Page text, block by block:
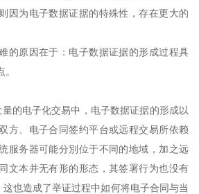
因为电子数据证据的特殊性，存在更大的
的原因在于：电子数据证据的形成过程具
量的电子化交易中，电子数据证据的形成以
方、电子合同签约平台或远程交易所依赖
服务器可能分別位于不同的地域，加之远
文本并无有形的形态，其签署行为也没有
这也造成了举证过程中如何将电子合同与当